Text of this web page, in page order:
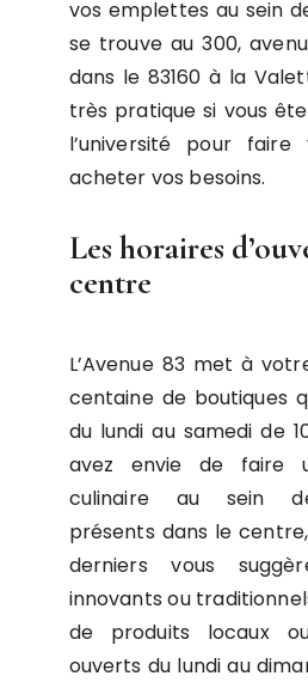
vos emplettes au sein
se trouve au 300,
dans le 83160 à la
très pratique si vous
l’université pour
acheter vos besoins.
Les horaires
centre
L’Avenue 83 met à
centaine de boutiques
du lundi au samedi de
avez envie de faire
culinaire au sein
présents dans le
derniers vous
innovants ou
de produits locaux
ouverts du lundi au